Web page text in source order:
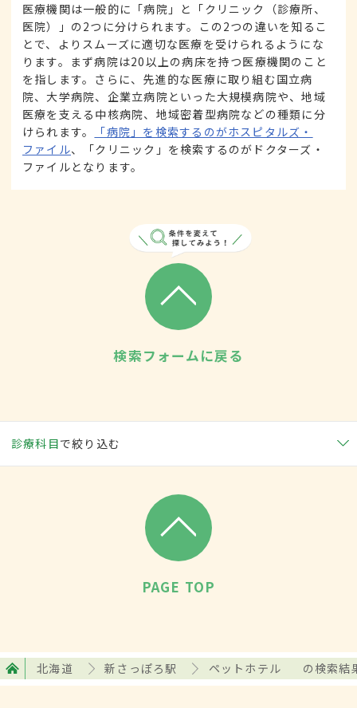
医療機関は一般的に「病院」と「クリニック（診療所、
医院）」の2つに分けられます。この2つの違いを知るこ
とで、よりスムーズに適切な医療を受けられるようにな
ります。まず病院は20以上の病床を持つ医療機関のこと
を指します。さらに、先進的な医療に取り組む国立病
院、大学病院、企業立病院といった大規模病院や、地域
医療を支える中核病院、地域密着型病院などの種類に分
けられます。
「病院」を検索するのがホスピタルズ・
ファイル、「クリニック」を検索するのがドクターズ・
ファイルとなります。
検索フォームに戻る
診療科目で絞り込む
PAGE TOP
北海道 新さっぽろ駅 ペットホテル の検索結